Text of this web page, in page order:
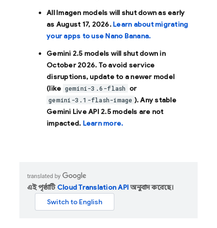
All Imagen models will shut down as early
as August 17, 2026. Learn about migrating
your apps to use Nano Banana.
Gemini 2.5 models will shut down in
October 2026. To avoid service
disruptions, update to a newer model
(like gemini-3.6-flash or
gemini-3.1-flash-image ). Any stable
Gemini Live API 2.5 models are not
impacted. Learn more.
এই পৃষ্ঠাটি Cloud Translation APIঅনুবাদ করেছে।